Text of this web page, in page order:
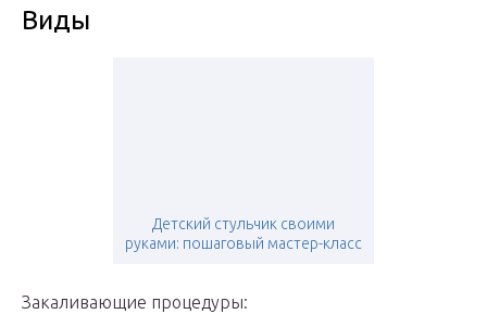
Виды
Детский стульчик своими
руками: пошаговый мастер-класс
Закаливающие процедуры: